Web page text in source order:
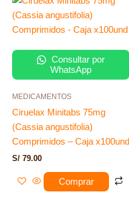
Consultar por
WhatsApp
MEDICAMENTOS
Ciruelax Minitabs 75mg
(Cassia angustifolia)
Comprimidos – Caja x100und
S/ 79.00
Comprar